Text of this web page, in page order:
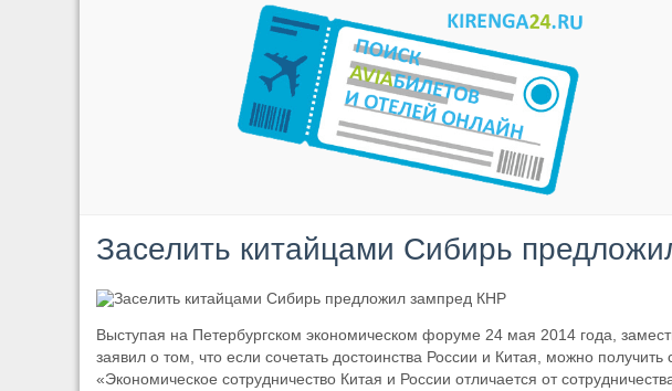
Заселить китайцами Сибирь
Выступая на Петербургском экономическом форуме 24 мая 2014 года,
заявил о том, что если сочетать достоинства России и Китая, можно получить
«Экономическое сотрудничество Китая и России отличается от